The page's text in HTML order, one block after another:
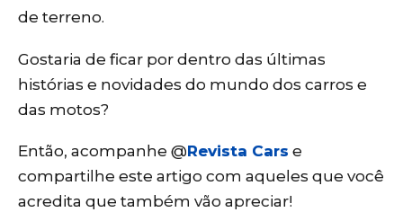
de terreno.
Gostaria de ficar por dentro das últimas
histórias e novidades do mundo dos carros e
das motos?
Então, acompanhe @Revista Cars e
compartilhe este artigo com aqueles que você
acredita que também vão apreciar!